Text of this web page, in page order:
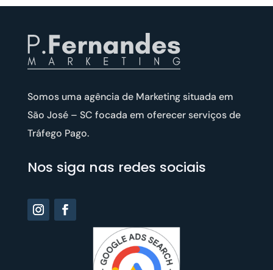
Somos uma agência de Marketing situada em
São José – SC focada em oferecer serviços de
Tráfego Pago.
Nos siga nas redes sociais